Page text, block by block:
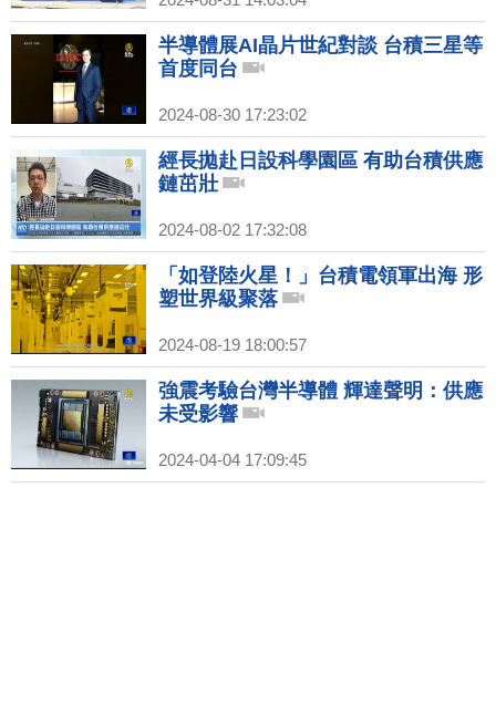
半導體展AI晶片世紀對談 台積三星等
首度同台
2024-08-30 17:23:02
經長拋赴日設科學園區 有助台積供應
鏈茁壯
2024-08-02 17:32:08
「如登陸火星！」台積電領軍出海 形
塑世界級聚落
2024-08-19 18:00:57
強震考驗台灣半導體 輝達聲明：供應
未受影響
2024-04-04 17:09:45